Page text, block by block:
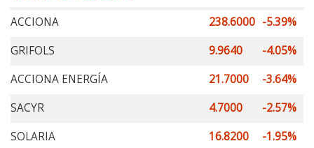
ACCIONA 238.6000 -5.39%
GRIFOLS
9.9640
-4.05%
ACCIONA ENERGÍA
21.7000
-3.64%
SACYR
4.7000
-2.57%
SOLARIA
16.8200 -1.95%